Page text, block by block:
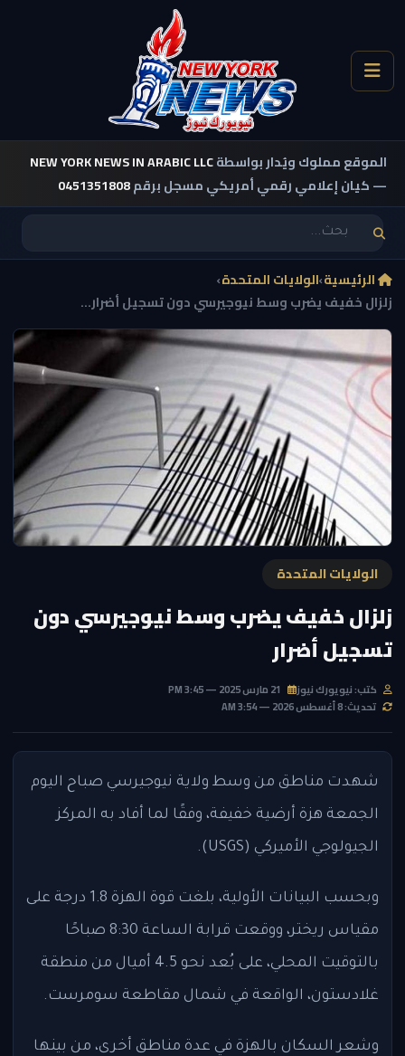
الموقع مملوك ويُدار بواسطةNEW YORK NEWS IN ARABIC LLC
— كيان إعلامي رقمي أمريكي مسجل برقم0451351808
الرئيسية›الولايات المتحدة›
زلزال خفيف يضرب وسط نيوجيرسي دون تسجيل أضرار...
الولايات المتحدة
زلزال خفيف يضرب وسط نيوجيرسي دون
تسجيل أضرار
كتب: نيويورك نيوز
تحديث: 8 أغسطس 2026 — 3:54 AM
شهدت مناطق من وسط ولاية نيوجيرسي صباح اليوم
الجمعة هزة أرضية خفيفة، وفقًا لما أفاد به المركز
الجيولوجي الأميركي (USGS).
وبحسب البيانات الأولية، بلغت قوة الهزة 1.8 درجة على
مقياس ريختر، ووقعت قرابة الساعة 8:30 صباحًا
بالتوقيت المحلي، على بُعد نحو 4.5 أميال من منطقة
غلادستون، الواقعة في شمال مقاطعة سومرست.
وشعر السكان بالهزة في عدة مناطق أخرى، من بينها